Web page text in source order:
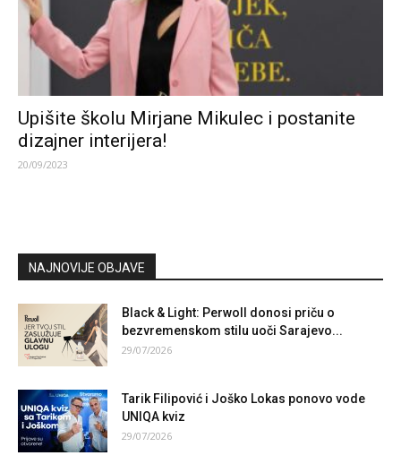
Upišite školu Mirjane Mikulec i postanite
dizajner interijera!
20/09/2023
NAJNOVIJE OBJAVE
Black & Light: Perwoll donosi priču o
bezvremenskom stilu uoči Sarajevo...
29/07/2026
Tarik Filipović i Joško Lokas ponovo vode
UNIQA kviz
29/07/2026